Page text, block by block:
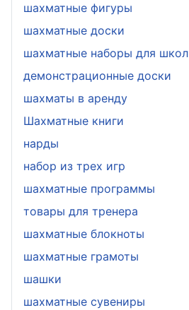
шахматные фигуры
шахматные доски
шахматные наборы для школ
демонстрационные доски
шахматы в аренду
Шахматные книги
нарды
набор из трех игр
шахматные программы
товары для тренера
шахматные блокноты
шахматные грамоты
шашки
шахматные сувениры